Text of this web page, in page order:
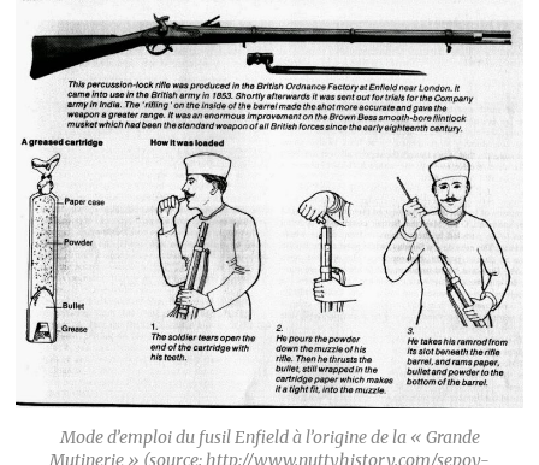
Mode d’emploi du fusil Enfield à l’origine de la « Grande
Mutinerie » (source: http://www.nuttyhistory.com/sepoy-